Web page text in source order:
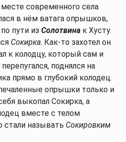
современного села
в нём ватага опрышков,
пути изСолотвина к Хусту.
Сокирка. Как-то захотел он
к колодцу, который сам и
поднялся на
прямо в глубокий колодец.
опрышки только и
выкопал Сокирка, а
вместе с телом
стали называть Сокировким